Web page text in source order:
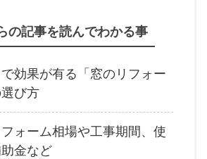
の記事を読んでわかる事
効果が有る「窓のリフォー
び方
ォーム相場や工事期間、使
金など